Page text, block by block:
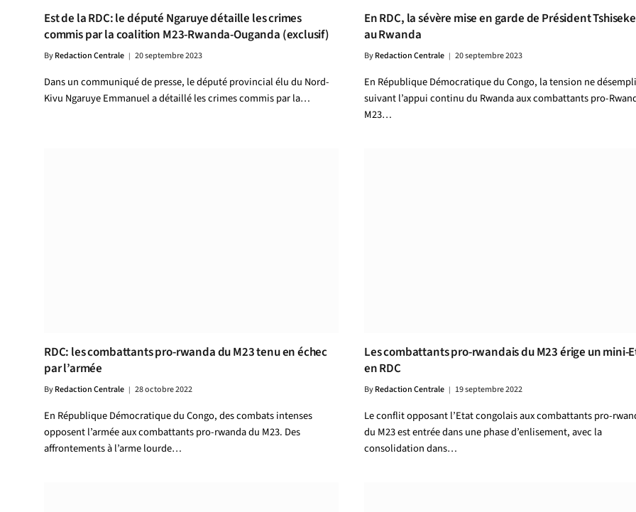
Est de la RDC: le député Ngaruye détaille les crimes
commis par la coalition M23-Rwanda-Ouganda (exclusif)
ByRedaction Centrale 20 septembre 2023
Dans un communiqué de presse, le député provincial élu du Nord-
Kivu Ngaruye Emmanuel a détaillé les crimes commis par la…
En RDC, la sévère mise en garde de Président
au Rwanda
ByRedaction Centrale 20 septembre 2023
En République Démocratique du Congo, la tension ne
suivant l’appui continu du Rwanda aux combattants pro-
M23…
RDC: les combattants pro-rwanda du M23 tenu en échec
par l’armée
ByRedaction Centrale 28 octobre 2022
En République Démocratique du Congo, des combats intenses
opposent l’armée aux combattants pro-rwanda du M23. Des
affrontements à l’arme lourde…
Les combattants pro-rwandais du M23 érige un mini-
en RDC
ByRedaction Centrale 19 septembre 2022
Le conflit opposant l’Etat congolais aux combattants pro-
du M23 est entrée dans une phase d’enlisement, avec la
consolidation dans…